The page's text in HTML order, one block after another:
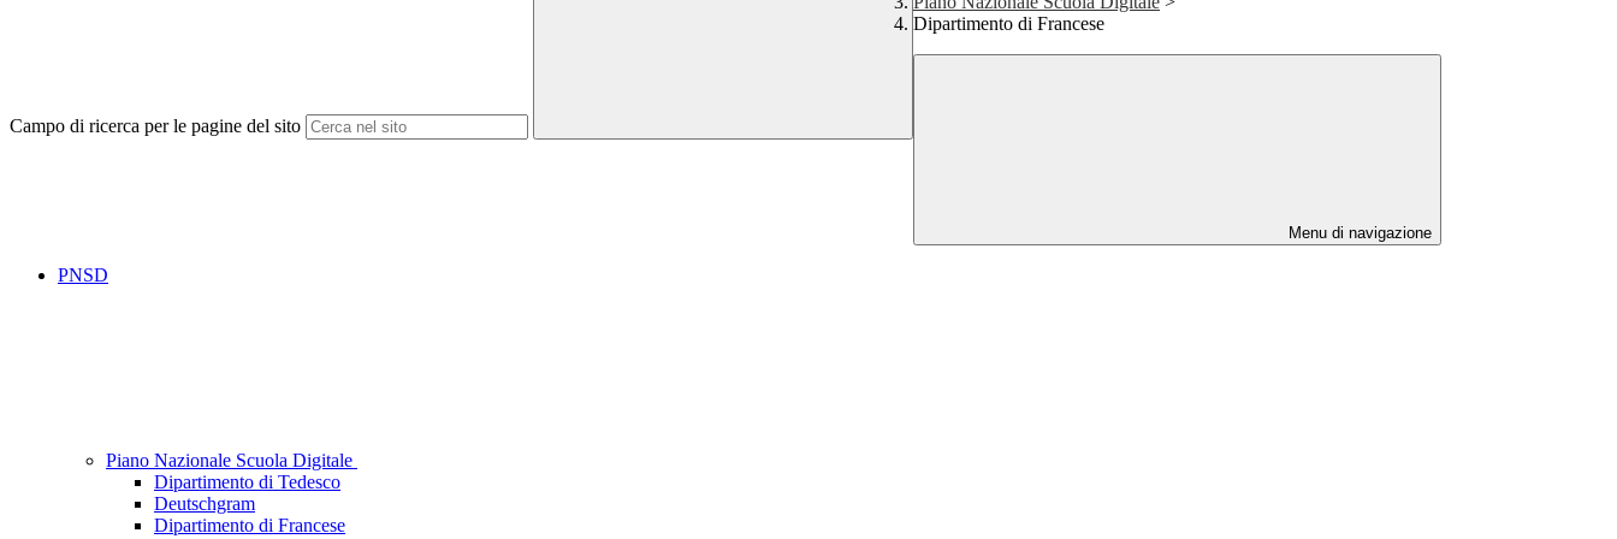
Campo di ricerca per le pagine del sito
Dipartimento di Francese
Menu di navigazione
PNSD
Piano Nazionale Scuola Digitale
Dipartimento di Tedesco
Deutschgram
Dipartimento di Francese